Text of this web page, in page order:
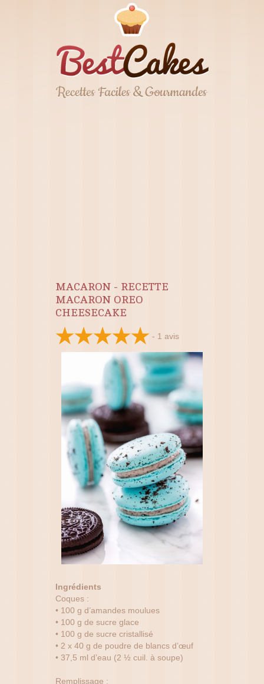
MACARON - RECETTE
MACARON OREO
CHEESECAKE
- 1 avis
Ingrédients
Coques :
• 100 g d’amandes moulues
• 100 g de sucre glace
• 100 g de sucre cristallisé
• 2 x 40 g de poudre de blancs d’œuf
• 37,5 ml d’eau (2 ½ cuil. à soupe)
Remplissage :